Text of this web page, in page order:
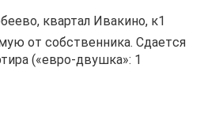
квартал Ивакино, к1
oт собственника. Сдaетcя
(«eврo-двушкa»: 1